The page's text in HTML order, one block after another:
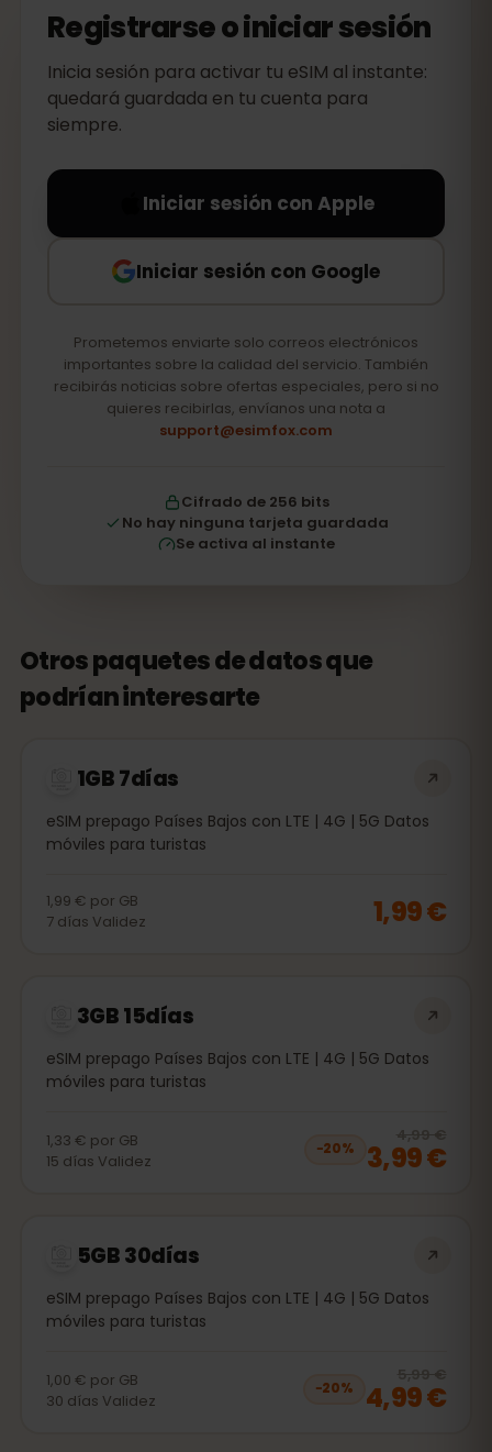
Registrarse o iniciar sesión
Inicia sesión para activar tu eSIM al instante:
quedará guardada en tu cuenta para
siempre.
Iniciar sesión con Apple
Iniciar sesión con Google
Prometemos enviarte solo correos electrónicos
importantes sobre la calidad del servicio. También
recibirás noticias sobre ofertas especiales, pero si no
quieres recibirlas, envíanos una nota a
support@esimfox.com
Cifrado de 256 bits
No hay ninguna tarjeta guardada
Se activa al instante
Otros paquetes de datos que
podrían interesarte
1GB 7días
eSIM prepago Países Bajos con LTE | 4G | 5G Datos
móviles para turistas
1,99 € por GB
7 días Validez 1,99 €
3GB 15días
eSIM prepago Países Bajos con LTE | 4G | 5G Datos
móviles para turistas
1,33 € por GB
15 días Validez
−20%
4,99 €
3,99 €
5GB 30días
eSIM prepago Países Bajos con LTE | 4G | 5G Datos
móviles para turistas
1,00 € por GB
30 días Validez
−20%
5,99 €
4,99 €